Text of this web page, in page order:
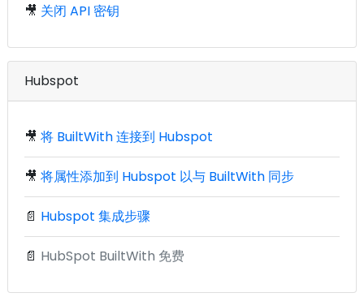
🎥 关闭 API 密钥
Hubspot
🎥 将 BuiltWith 连接到 Hubspot
🎥 将属性添加到 Hubspot 以与 BuiltWith 同步
📄 Hubspot 集成步骤
📄 HubSpot BuiltWith 免费